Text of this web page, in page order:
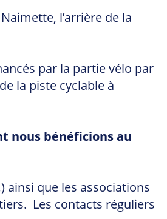
l’arrière de la
par la partie vélo par
la piste cyclable à
nous bénéficions au
ainsi que les associations
Les contacts réguliers